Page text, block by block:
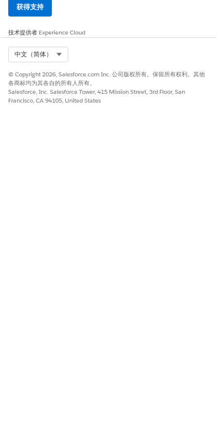
获得支持
技术提供者 Experience Cloud
中文（简体）
© Copyright 2026, Salesforce.com Inc. 公司版权所有。保留所有权利。其他
各商标均为其各自的所有人所有。
Salesforce, Inc. Salesforce Tower, 415 Mission Street, 3rd Floor, San
Francisco, CA 94105, United States